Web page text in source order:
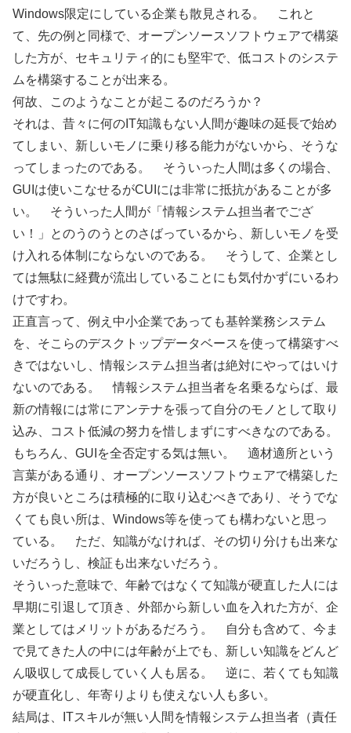
Windows限定にしている企業も散見される。 これと
て、先の例と同様で、オープンソースソフトウェアで構築
した方が、セキュリティ的にも堅牢で、低コストのシステ
ムを構築することが出来る。
何故、このようなことが起こるのだろうか？
それは、昔々に何のIT知識もない人間が趣味の延長で始め
てしまい、新しいモノに乗り移る能力がないから、そうな
ってしまったのである。 そういった人間は多くの場合、
GUIは使いこなせるがCUIには非常に抵抗があることが多
い。 そういった人間が「情報システム担当者でござ
い！」とのうのうとのさばっているから、新しいモノを受
け入れる体制にならないのである。 そうして、企業とし
ては無駄に経費が流出していることにも気付かずにいるわ
けですわ。
正直言って、例え中小企業であっても基幹業務システム
を、そこらのデスクトップデータベースを使って構築すべ
きではないし、情報システム担当者は絶対にやってはいけ
ないのである。 情報システム担当者を名乗るならば、最
新の情報には常にアンテナを張って自分のモノとして取り
込み、コスト低減の努力を惜しまずにすべきなのである。
もちろん、GUIを全否定する気は無い。 適材適所という
言葉がある通り、オープンソースソフトウェアで構築した
方が良いところは積極的に取り込むべきであり、そうでな
くても良い所は、Windows等を使っても構わないと思っ
ている。 ただ、知識がなければ、その切り分けも出来な
いだろうし、検証も出来ないだろう。
そういった意味で、年齢ではなくて知識が硬直した人には
早期に引退して頂き、外部から新しい血を入れた方が、企
業としてはメリットがあるだろう。 自分も含めて、今ま
で見てきた人の中には年齢が上でも、新しい知識をどんど
ん吸収して成長していく人も居る。 逆に、若くても知識
が硬直化し、年寄りよりも使えない人も多い。
結局は、ITスキルが無い人間を情報システム担当者（責任